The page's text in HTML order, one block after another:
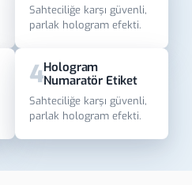
Sahteciliğe karşı güvenli,
parlak hologram efekti.
4Hologram
Numaratör Etiket
Sahteciliğe karşı güvenli,
parlak hologram efekti.